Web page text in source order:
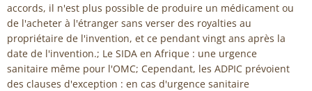
accords, il n'est plus possible de produire un médicament ou
de l'acheter à l'étranger sans verser des royalties au
propriétaire de l'invention, et ce pendant vingt ans après la
date de l'invention.; Le SIDA en Afrique : une urgence
sanitaire même pour l'OMC; Cependant, les ADPIC prévoient
des clauses d'exception : en cas d'urgence sanitaire